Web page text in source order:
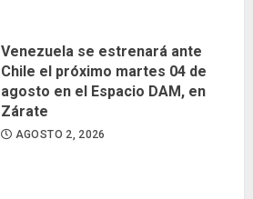
Venezuela se estrenará ante
Chile el próximo martes 04 de
agosto en el Espacio DAM, en
Zárate
AGOSTO 2, 2026